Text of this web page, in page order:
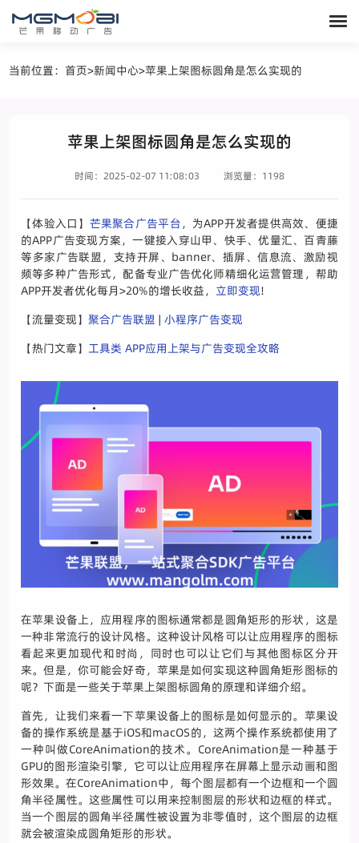
当前位置：首页>新闻中心>苹果上架图标圆角是怎么实现的
苹果上架图标圆角是怎么实现的
时间：2025-02-07 11:08:03 浏览量：1198
【体验入口】 芒果聚合广告平台，为APP开发者提供高效、便捷
的APP广告变现方案，一键接入穿山甲、快手、优量汇、百青藤
等多家广告联盟，支持开屏、banner、插屏、信息流、激励视
频等多种广告形式，配备专业广告优化师精细化运营管理，帮助
APP开发者优化每月>20%的增长收益， 立即变现!
【流量变现】聚合广告联盟 |小程序广告变现
【热门文章】工具类 APP应用上架与广告变现全攻略
在苹果设备上，应用程序的图标通常都是圆角矩形的形状，这是
一种非常流行的设计风格。这种设计风格可以让应用程序的图标
看起来更加现代和时尚，同时也可以让它们与其他图标区分开
来。但是，你可能会好奇，苹果是如何实现这种圆角矩形图标的
呢？下面是一些关于苹果上架图标圆角的原理和详细介绍。
首先，让我们来看一下苹果设备上的图标是如何显示的。苹果设
备的操作系统是基于iOS和macOS的，这两个操作系统都使用了
一种叫做CoreAnimation的技术。CoreAnimation是一种基于
GPU的图形渲染引擎，它可以让应用程序在屏幕上显示动画和图
形效果。在CoreAnimation中，每个图层都有一个边框和一个圆
角半径属性。这些属性可以用来控制图层的形状和边框的样式。
当一个图层的圆角半径属性被设置为非零值时，这个图层的边框
就会被渲染成圆角矩形的形状。